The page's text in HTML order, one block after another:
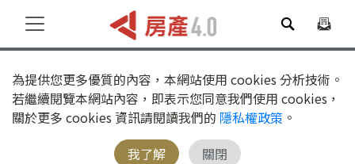
為提供您更多優質的內容，本網站使用 cookies 分析技術。
若繼續閱覽本網站內容，即表示您同意我們使用 cookies，
關於更多 cookies 資訊請閱讀我們的 隱私權政策 。
我了解
關閉